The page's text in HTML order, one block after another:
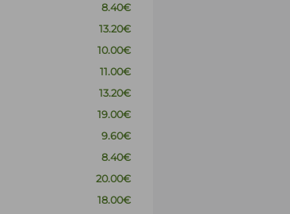
8.40€
13.20€
10.00€
11.00€
13.20€
19.00€
9.60€
8.40€
20.00€
18.00€